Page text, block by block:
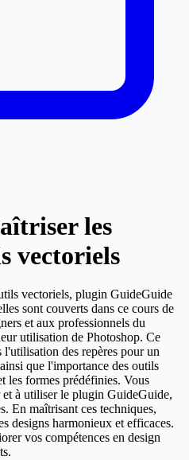
les
vectoriels
vectoriels, plugin GuideGuide
sont couverts dans ce cours de
et aux professionnels du
utilisation de Photoshop. Ce
des repères pour un
que l'importance des outils
les formes prédéfinies. Vous
et à utiliser le plugin GuideGuide,
En maîtrisant ces techniques,
designs harmonieux et efficaces.
vos compétences en design